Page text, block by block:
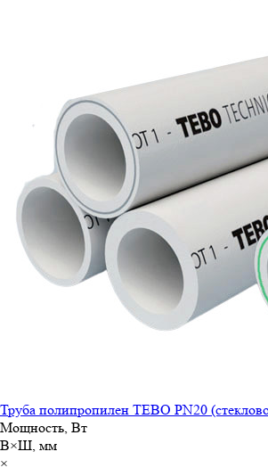
Труба полипропилен TEBO PN20
Мощность, Вт
В×Ш, мм
×